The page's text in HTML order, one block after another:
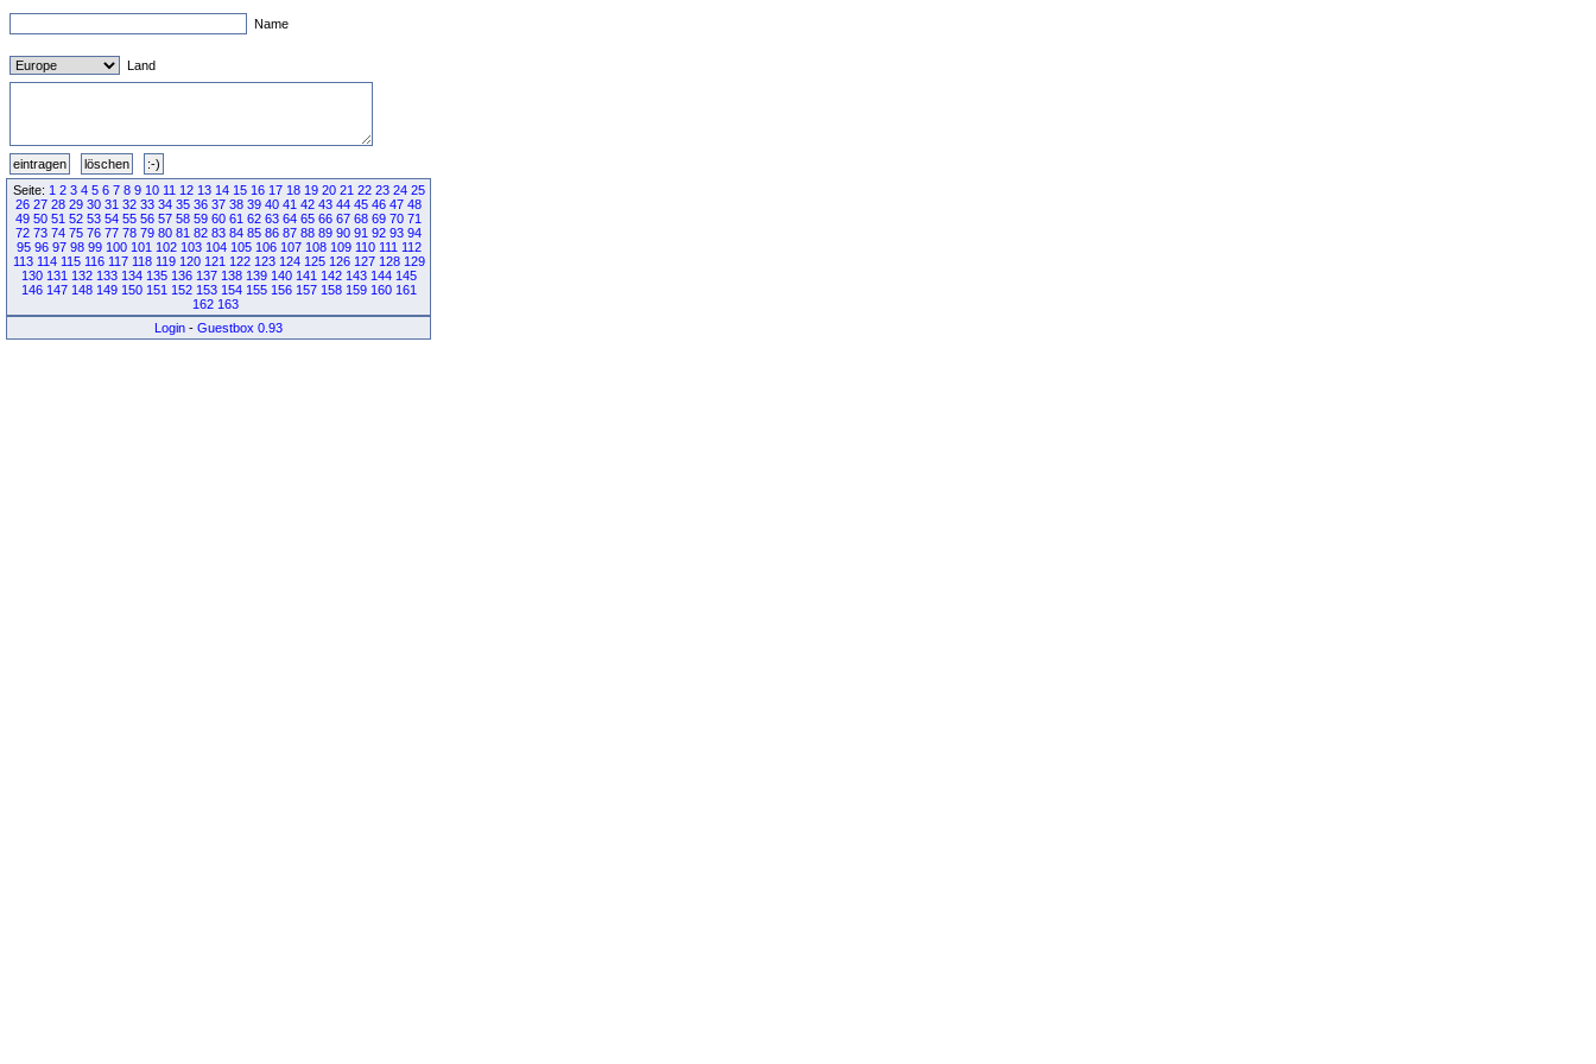
Name
Land
Seite: 1 2 3 4 5 6 7 8 9 10 11 12 13 14 15 16 17 18 19 20 21 22 23 24 25
26 27 28 29 30 31 32 33 34 35 36 37 38 39 40 41 42 43 44 45 46 47 48
49 50 51 52 53 54 55 56 57 58 59 60 61 62 63 64 65 66 67 68 69 70 71
72 73 74 75 76 77 78 79 80 81 82 83 84 85 86 87 88 89 90 91 92 93 94
95 96 97 98 99 100 101 102 103 104 105 106 107 108 109 110 111 112
113 114 115 116 117 118 119 120 121 122 123 124 125 126 127 128 129
130 131 132 133 134 135 136 137 138 139 140 141 142 143 144 145
146 147 148 149 150 151 152 153 154 155 156 157 158 159 160 161
162 163
Login - Guestbox 0.93